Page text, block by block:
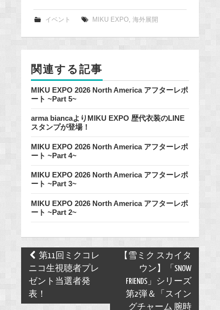
e
o
k
イベント MIKU EXPO, 海外展開
関連する記事
MIKU EXPO 2026 North America アフターレポ
ート ~Part 5~
arma biancaよりMIKU EXPO 歴代衣装のLINE
スタンプが登場！
MIKU EXPO 2026 North America アフターレポ
ート ~Part 4~
MIKU EXPO 2026 North America アフターレポ
ート ~Part 3~
MIKU EXPO 2026 North America アフターレポ
ート ~Part 2~
Post
navigation
第11回ミクコレ
ニコ生視聴者プレ
ゼント当選者発
表！
【雪ミク スカイタ
ウン】「SNOW
FRIENDS」シリーズ
第2弾＆「スイン
グチャーム 腕時